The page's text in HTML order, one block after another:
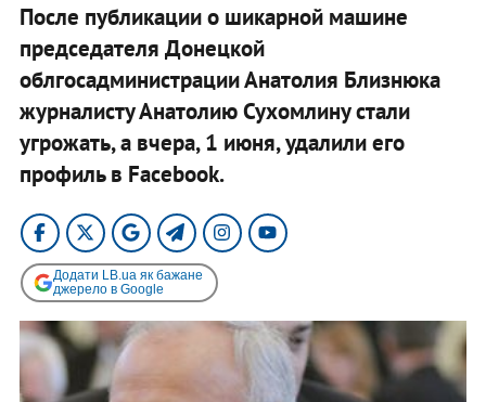
После публикации о шикарной машине
председателя Донецкой
облгосадминистрации Анатолия Близнюка
журналисту Анатолию Сухомлину стали
угрожать, а вчера, 1 июня, удалили его
профиль в Facebook.
Додати LB.ua як бажане
джерело в Google